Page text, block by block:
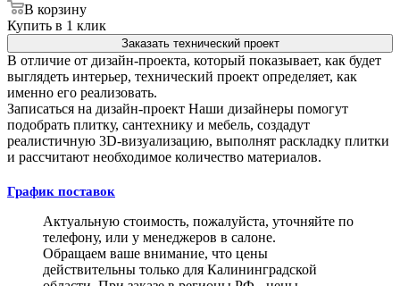
В корзину
Купить в 1 клик
Заказать технический проект
В отличие от дизайн-проекта, который показывает, как будет
выглядеть интерьер, технический проект определяет, как
именно его реализовать.
Записаться на дизайн-проект Наши дизайнеры помогут
подобрать плитку, сантехнику и мебель, создадут
реалистичную 3D-визуализацию, выполнят раскладку плитки
и рассчитают необходимое количество материалов.
График поставок
Актуальную стоимость, пожалуйста, уточняйте по
телефону, или у менеджеров в салоне.
Обращаем ваше внимание, что цены
действительны только для Калининградской